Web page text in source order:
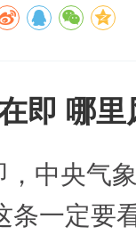
即 哪
中央气
条一定要